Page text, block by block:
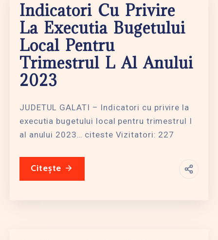
Indicatori Cu Privire
La Executia Bugetului
Local Pentru
Trimestrul L Al Anului
2023
JUDETUL GALATI – Indicatori cu privire la
executia bugetului local pentru trimestrul I
al anului 2023… citeste Vizitatori: 227
Citește